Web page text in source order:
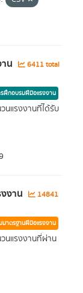
น
6411 total
ฝึกอบรมฝีมือแรงงาน
นแรงงานที่ได้รับ
งาน
14841
มาตรฐานฝีมือแรงงาน
นแรงงานที่ผ่าน